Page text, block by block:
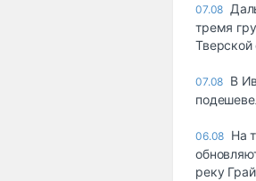
07.08
тремя
Тверской
07.08 В
06.08 На
реку